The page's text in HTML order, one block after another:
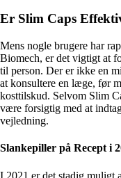
Er Slim Caps
Mens nogle brugere har
Biomech, er det vigtigt at
til person. Der er ikke en
at konsultere en læge, før
kosttilskud. Selvom Slim
være forsigtig med at
vejledning.
Slankepiller på Recept i
I 2021 er det stadig muligt